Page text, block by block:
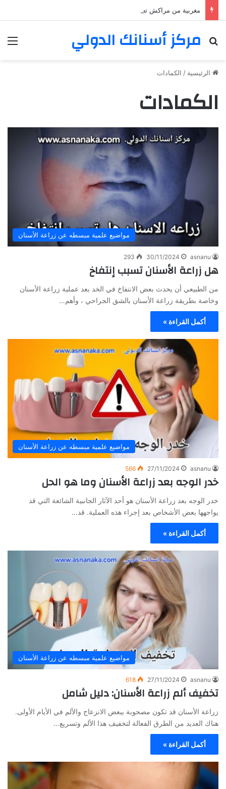
مغربية من مراكش تعيش في فرنسا ركبت أبتسامة هوليود
مركز أسنانك الدولي
بحث عن
الرئيسية / الكمادات
الكمادات
مواضيع علمية مبسطه عن زراعة الأسنان
asnanu
30/11/2024
293
هل زراعة الأسنان تسبب إنتفاخ
من الطبيعي أن يحدث بعض الانتفاخ في الخد بعد عملية زراعة الأسنان
وخاصة بطريقة زراعة الأسنان بالشق الجراحي ، وأهم…
أكمل القراءة »
مواضيع علمية مبسطه عن زراعة الأسنان
asnanu
27/11/2024
566
خدر الوجه بعد زراعة الأسنان وما هو الحل
خدر الوجه بعد زراعة الأسنان هو أحد الآثار الجانبية الشائعة التي قد
يواجهها بعض الأشخاص بعد إجراء هذه العملية. قد…
أكمل القراءة »
مواضيع علمية مبسطه عن زراعة الأسنان
asnanu
27/11/2024
618
تخفيف ألم زراعة الأسنان: دليل شامل
زراعة الأسنان قد تكون مصحوبة ببعض الانزعاج والألم في الأيام الأولى.
هناك العديد من الطرق الفعالة لتخفيف هذا الألم وتسريع…
أكمل القراءة »